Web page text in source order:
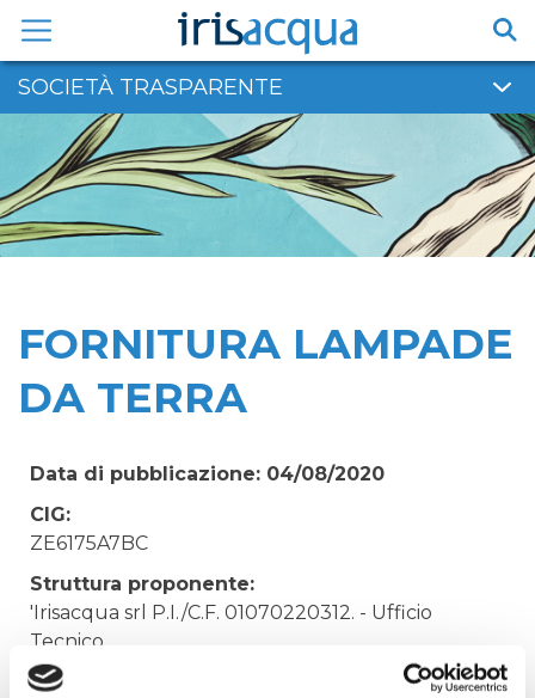
contenuto
SOCIETÀ TRASPARENTE
FORNITURA LAMPADE
DA TERRA
Data di pubblicazione: 04/08/2020
CIG:
ZE6175A7BC
Struttura proponente:
'Irisacqua srl P.I./C.F. 01070220312. - Ufficio
Tecnico
Oggetto: